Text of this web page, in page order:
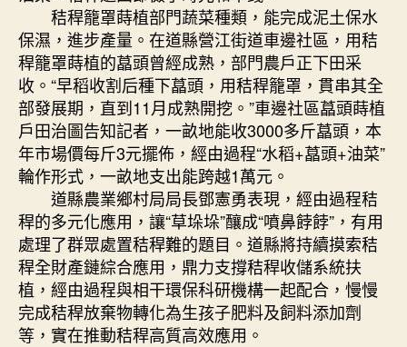
秸稈籠罩蒔植部門蔬菜種類，能完成泥土保水
保濕，進步產量。在道縣營江街道車邊社區，用秸
稈籠罩蒔植的藠頭曾經成熟，部門農戶正下田采
收。“早稻收割后種下藠頭，用秸稈籠罩，貫串其全
部發展期，直到11月成熟開挖。”車邊社區藠頭蒔植
戶田治圖告知記者，一畝地能收3000多斤藠頭，本
年市場價每斤3元擺佈，經由過程“水稻+藠頭+油菜”
輪作形式，一畝地支出能跨越1萬元。
道縣農業鄉村局局長鄧憲勇表現，經由過程秸
稈的多元化應用，讓“草垛垛”釀成“噴鼻餑餑”，有用
處理了群眾處置秸稈難的題目。道縣將持續摸索秸
稈全財產鏈綜合應用，鼎力支撐秸稈收儲系統扶
植，經由過程與相干環保科研機構一起配合，慢慢
完成秸稈放棄物轉化為生孩子肥料及飼料添加劑
等，實在推動秸稈高質高效應用。